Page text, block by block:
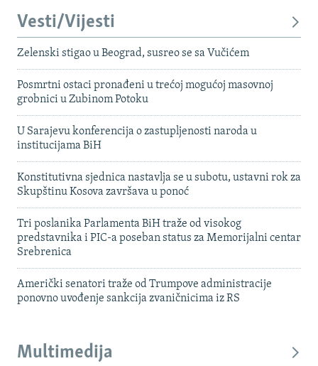
Vesti/Vijesti
Zelenski stigao u Beograd, susreo se sa Vučićem
Posmrtni ostaci pronađeni u trećoj mogućoj masovnoj
grobnici u Zubinom Potoku
U Sarajevu konferencija o zastupljenosti naroda u
institucijama BiH
Konstitutivna sjednica nastavlja se u subotu, ustavni rok za
Skupštinu Kosova završava u ponoć
Tri poslanika Parlamenta BiH traže od visokog
predstavnika i PIC-a poseban status za Memorijalni centar
Srebrenica
Američki senatori traže od Trumpove administracije
ponovno uvođenje sankcija zvaničnicima iz RS
Multimedija